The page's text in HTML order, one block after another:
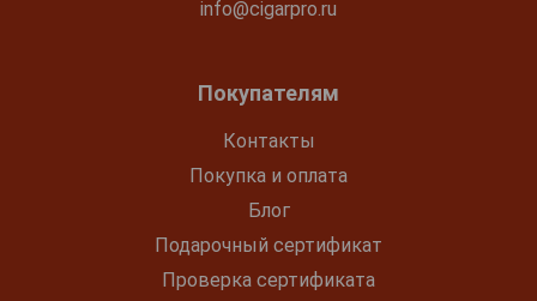
info@cigarpro.ru
Покупателям
Контакты
Покупка и оплата
Блог
Подарочный сертификат
Проверка сертификата